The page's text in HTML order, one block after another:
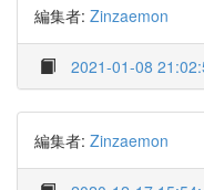
編集者: Zinzaemon
2021-01-08
編集者: Zinzaemon